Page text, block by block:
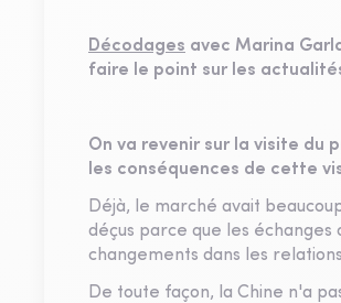
Décodages avec Marina
faire le point sur les
On va revenir sur la visite du
les conséquences de cette
Déjà, le marché avait
déçus parce que les
changements dans les
De toute façon, la Chine n'a